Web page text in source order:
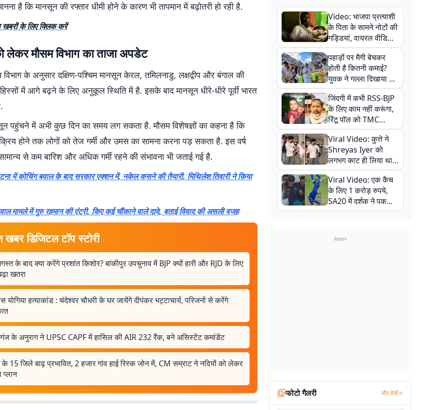
है कि मानसून की रफ्तार धीमी होने के कारण भी तापमान में बढ़ोतरी हो रही है.
खबरों के लिए क्लिक करें
लेकर मौसम विभाग का ताजा अपडेट
विभाग के अनुसार दक्षिण-पश्चिम मानसून केरल, तमिलनाडु, लक्षद्वीप और बंगाल की
में आगे बढ़ने के लिए अनुकूल स्थिति में है. इसके बाद मानसून धीरे-धीरे पूर्वी भारत
पहुंचने में अभी कुछ दिन का समय लग सकता है. मौसम विशेषज्ञों का कहना है कि
होने तक लोगों को तेज गर्मी और उमस का सामना करना पड़ सकता है. इस वर्ष
से कम बारिश और अधिक गर्मी रहने की संभावना भी जताई गई है.
में कोचिंग बवाल के बाद सरकार एक्शन में, नकेल कसने की तैयारी, मिथिलेश तिवारी ने किया
मामले में गुरु रहमान की एंट्री, किए कई चौंकाने वाले दावे, बताई विवाद की असली वजह
खबर डिजिटल टॉप स्टोरी
के बाद क्या करेंगे प्रशांत किशोर? बांकीपुर उपचुनाव में BJP क्यों हारी और RJD के लिए
खतरा
योगिया हत्याकांड : चंदेश्वर चौधरी के घर जायेंगे दीपंकर भट्टाचार्य, परिजनों से करेंगे
के अनुराग ने UPSC CAPF में हासिल की AIR 232 रैंक, बने असिस्टेंट कमांडेंट
के 15 जिले बाढ़ प्रभावित, 2 हजार गांव हाई रिस्क जोन में, CM सम्राट ने नदियों को लेकर
प्लान
Video: भाजपा प्रत्याशी
के पिता के सामने नोटों की
गड्डियां, वायरल वीडियो
से राजनीति में उबाल,
अजित महतो बोले- TMC
की गंदी चाल
पहाड़ों पर मैगी बेचकर
होती है कितनी कमाई?
युवक ने गल्ला दिखाया तो
नौकरी वालों के खड़े हो गए
कान
जिंदगी में कभी RSS-BJP
के लिए काम नहीं करूंगा,
रिंटू पॉल को TMC
ऑफिस में ले जाकर पीटा,
Video वायरल
Viral Video: कुत्ते ने
Shreyas Iyer को
लगभग काट ही लिया था,
न्यूजीलैंड सीरीज से पहले
बाल-बाल बचे
Viral Video: एक कैच
के लिए 1 करोड़ रुपये,
SA20 में दर्शक ने पकड़ा
एक हाथ से गजब का कैच
विज्ञापन
फोटो गैलरी और देखें